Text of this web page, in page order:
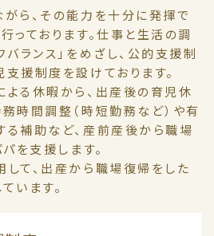
ら、その能力を十分に発揮で
っております。仕事と生活の調
バランス」をめざし、公的支援制
援制度を設けております。
る休暇から、出産後の育児休
時間調整（時短勤務など）や有
補助など、産前産後から職場
を支援します。
て、出産から職場復帰をした
います。